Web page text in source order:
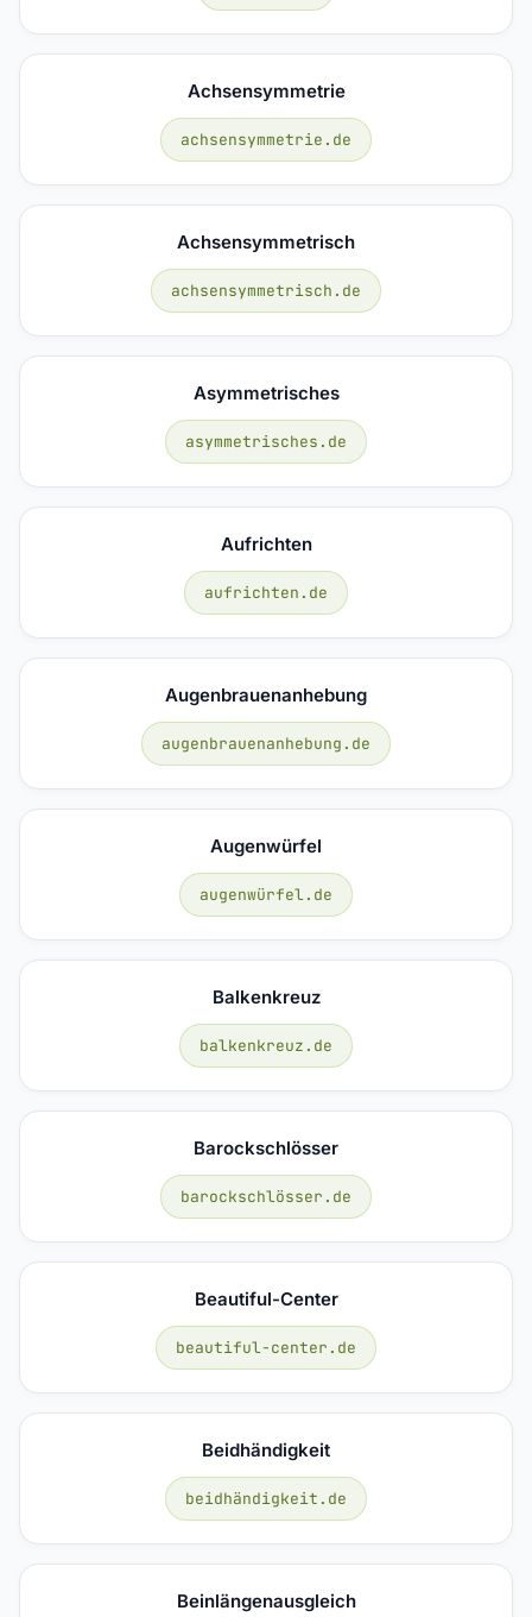
Achsensymmetrie
achsensymmetrie.de
Achsensymmetrisch
achsensymmetrisch.de
Asymmetrisches
asymmetrisches.de
Aufrichten
aufrichten.de
Augenbrauenanhebung
augenbrauenanhebung.de
Augenwürfel
augenwürfel.de
Balkenkreuz
balkenkreuz.de
Barockschlösser
barockschlösser.de
Beautiful-Center
beautiful-center.de
Beidhändigkeit
beidhändigkeit.de
Beinlängenausgleich